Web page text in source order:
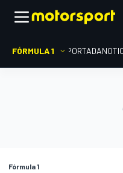
FÓRMULA 1 PORTADA
Fórmula 1